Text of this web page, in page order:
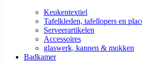
Keukentextiel
Tafelkleden, tafellopers en
Serveerartikelen
Accessoires
glaswerk, kannen & mokken
Badkamer